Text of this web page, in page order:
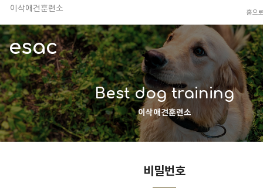
이삭애견훈련소
안전하고 행복한 펫티켓 선도!
경기도 화성시 봉담읍 위치
이찬종, 이웅종 소장 소개
홈으로
esac
Best dog training
이삭애견훈련소
비밀번호